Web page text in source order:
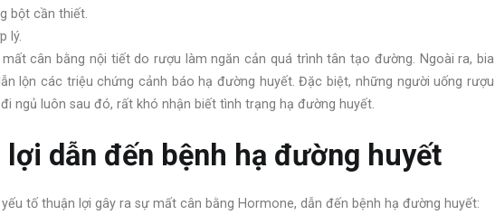
bột cần thiết.
lý.
cân bằng nội tiết do rượu làm ngăn cản quá trình tân tạo đường. Ngoài ra, bia
lộn các triệu chứng cảnh báo hạ đường huyết. Đặc biệt, những người uống rượu
ngủ luôn sau đó, rất khó nhận biết tình trạng hạ đường huyết.
dẫn đến bệnh hạ đường huyết
tố thuận lợi gây ra sự mất cân bằng Hormone, dẫn đến bệnh hạ đường huyết: